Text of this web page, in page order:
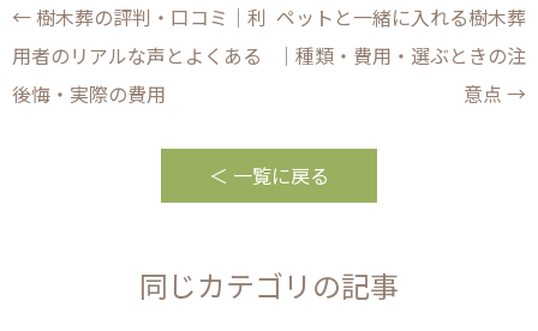
投
稿
← 樹木葬の評判・口コミ｜利
用者のリアルな声とよくある
後悔・実際の費用
ペットと一緒に入れる樹木葬
｜種類・費用・選ぶときの注
意点 →
＜ 一覧に戻る
同じカテゴリの記事